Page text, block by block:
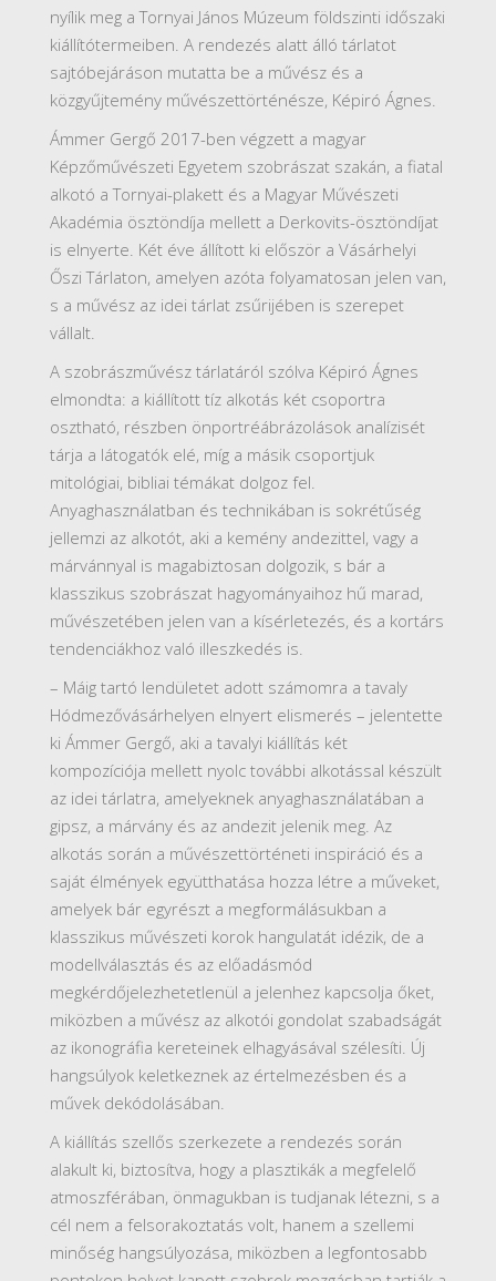
nyílik meg a Tornyai János Múzeum földszinti időszaki
kiállítótermeiben. A rendezés alatt álló tárlatot
sajtóbejáráson mutatta be a művész és a
közgyűjtemény művészettörténésze, Képiró Ágnes.
Ámmer Gergő 2017-ben végzett a magyar
Képzőművészeti Egyetem szobrászat szakán, a fiatal
alkotó a Tornyai-plakett és a Magyar Művészeti
Akadémia ösztöndíja mellett a Derkovits-ösztöndíjat
is elnyerte. Két éve állított ki először a Vásárhelyi
Őszi Tárlaton, amelyen azóta folyamatosan jelen van,
s a művész az idei tárlat zsűrijében is szerepet
vállalt.
A szobrászművész tárlatáról szólva Képiró Ágnes
elmondta: a kiállított tíz alkotás két csoportra
osztható, részben önportréábrázolások analízisét
tárja a látogatók elé, míg a másik csoportjuk
mitológiai, bibliai témákat dolgoz fel.
Anyaghasználatban és technikában is sokrétűség
jellemzi az alkotót, aki a kemény andezittel, vagy a
márvánnyal is magabiztosan dolgozik, s bár a
klasszikus szobrászat hagyományaihoz hű marad,
művészetében jelen van a kísérletezés, és a kortárs
tendenciákhoz való illeszkedés is.
– Máig tartó lendületet adott számomra a tavaly
Hódmezővásárhelyen elnyert elismerés – jelentette
ki Ámmer Gergő, aki a tavalyi kiállítás két
kompozíciója mellett nyolc további alkotással készült
az idei tárlatra, amelyeknek anyaghasználatában a
gipsz, a márvány és az andezit jelenik meg. Az
alkotás során a művészettörténeti inspiráció és a
saját élmények együtthatása hozza létre a műveket,
amelyek bár egyrészt a megformálásukban a
klasszikus művészeti korok hangulatát idézik, de a
modellválasztás és az előadásmód
megkérdőjelezhetetlenül a jelenhez kapcsolja őket,
miközben a művész az alkotói gondolat szabadságát
az ikonográfia kereteinek elhagyásával szélesíti. Új
hangsúlyok keletkeznek az értelmezésben és a
művek dekódolásában.
A kiállítás szellős szerkezete a rendezés során
alakult ki, biztosítva, hogy a plasztikák a megfelelő
atmoszférában, önmagukban is tudjanak létezni, s a
cél nem a felsorakoztatás volt, hanem a szellemi
minőség hangsúlyozása, miközben a legfontosabb